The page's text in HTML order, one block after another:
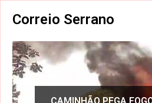
Correio Serrano
ALERTA PARA A